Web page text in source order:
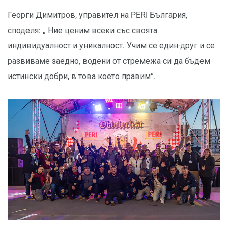
Георги Димитров, управител на PERI България,
споделя: „ Ние ценим всеки със своята
индивидуалност и уникалност. Учим се един-друг и се
развиваме заедно, водени от стремежа си да бъдем
истински добри, в това което правим“.